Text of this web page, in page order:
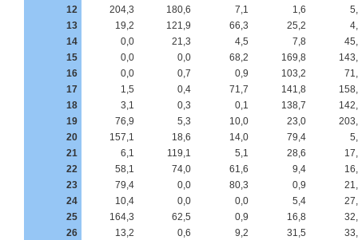
12
204,3 180,6 7,1 1,6
13
19,2 121,9 66,3 25,2
14
0,0 21,3 4,5 7,8
15
0,0 0,0 68,2 169,8
16
0,0 0,7 0,9 103,2
17
1,5 0,4 71,7 141,8
18
3,1 0,3 0,1 138,7
19
76,9 5,3 10,0 23,0
20
157,1 18,6 14,0 79,4
21
6,1 119,1 5,1 28,6
22
58,1 74,0 61,6 9,4
23
79,4 0,0 80,3 0,9
24
10,4 0,0 0,0 5,4
25
164,3 62,5 0,9 16,8
26
13,2 0,6 9,2 31,5